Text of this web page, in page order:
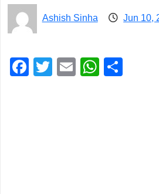
Ashish Sinha Jun 10,
Facebook
Twitter
Email